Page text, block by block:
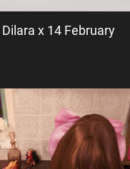
Dilara x 14 February